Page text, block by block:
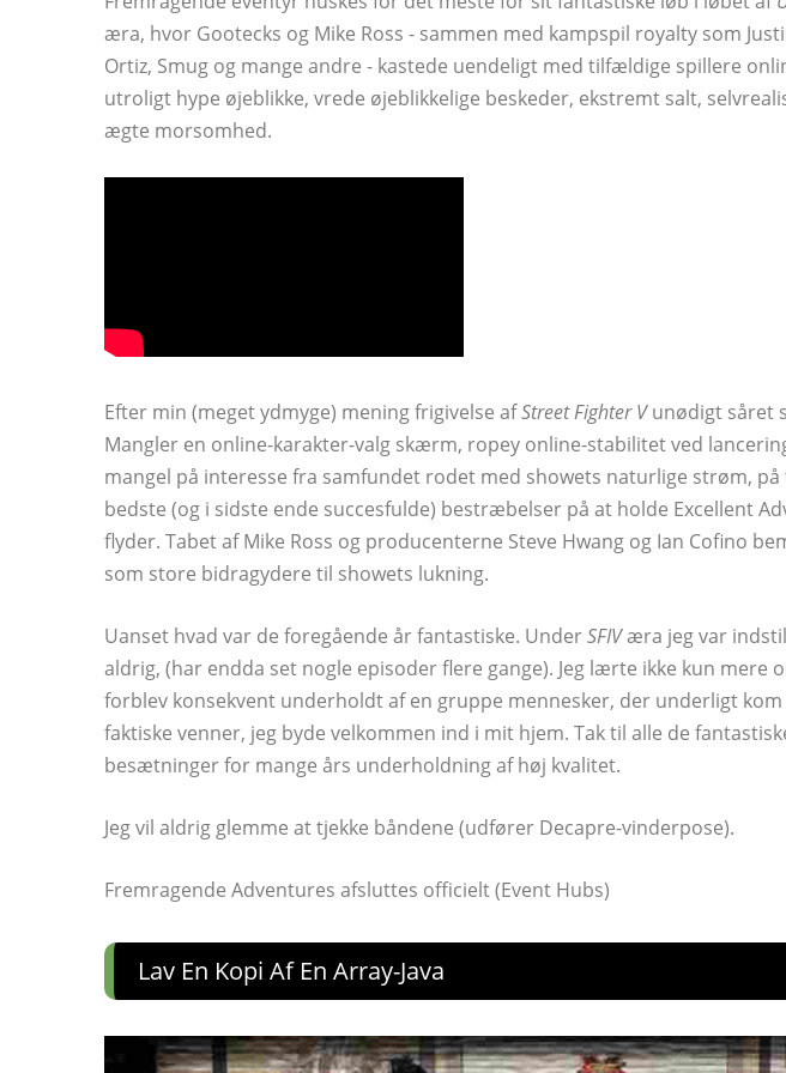
æra, hvor Gootecks ​​og Mike Ross - sammen med kampspil royalty som
Ortiz, Smug og mange andre - kastede uendeligt med tilfældige spillere
utroligt hype øjeblikke, vrede øjeblikkelige beskeder, ekstremt salt,
ægte morsomhed.
Efter min (meget ydmyge) mening frigivelse afStreet Fighter Vunødigt såret
Mangler en online-karakter-valg skærm, ropey online-stabilitet ved
mangel på interesse fra samfundet rodet med showets naturlige strøm,
bedste (og i sidste ende succesfulde) bestræbelser på at holde Excellent
flyder. Tabet af Mike Ross og producenterne Steve Hwang og Ian Cofino
som store bidragydere til showets lukning.
Uanset hvad var de foregående år fantastiske. UnderSFIVæra jeg var
aldrig, (har endda set nogle episoder flere gange). Jeg lærte ikke kun mere
forblev konsekvent underholdt af en gruppe mennesker, der underligt
faktiske venner, jeg byde velkommen ind i mit hjem. Tak til alle de
besætninger for mange års underholdning af høj kvalitet.
Jeg vil aldrig glemme at tjekke båndene (udfører Decapre-vinderpose).
Fremragende Adventures afsluttes officielt (Event Hubs)
Lav En Kopi Af En Array-Java